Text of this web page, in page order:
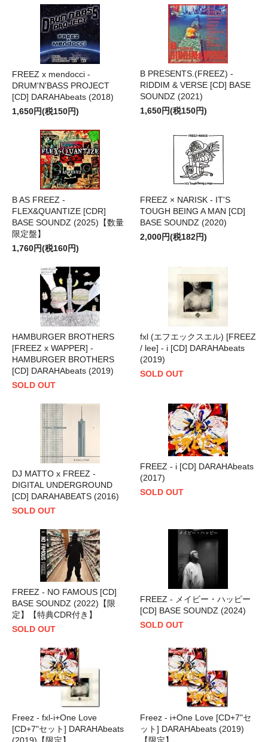
FREEZ x mendocci -
DRUM'N'BASS PROJECT
[CD] DARAHAbeats (2018)
1,650円(税150円)
B PRESENTS.(FREEZ) -
RIDDIM & VERSE [CD] BASE
SOUNDZ (2021)
1,650円(税150円)
B AS FREEZ -
FLEX&QUANTIZE [CDR]
BASE SOUNDZ (2025)【数量
限定盤】
1,760円(税160円)
FREEZ × NARISK - IT'S
TOUGH BEING A MAN [CD]
BASE SOUNDZ (2020)
2,000円(税182円)
HAMBURGER BROTHERS
[FREEZ x WAPPER] -
HAMBURGER BROTHERS
[CD] DARAHAbeats (2019)
SOLD OUT
fxl (エフエックスエル) [FREEZ
/ lee] - i [CD] DARAHAbeats
(2019)
SOLD OUT
DJ MATTO x FREEZ -
DIGITAL UNDERGROUND
[CD] DARAHABEATS (2016)
SOLD OUT
FREEZ - i [CD] DARAHAbeats
(2017)
SOLD OUT
FREEZ - NO FAMOUS [CD]
BASE SOUNDZ (2022)【限
定】【特典CDR付き】
SOLD OUT
FREEZ - メイビー・ハッピー
[CD] BASE SOUNDZ (2024)
SOLD OUT
Freez - fxl-i+One Love
[CD+7"セット] DARAHAbeats
(2019)【限定】
Freez - i+One Love [CD+7"セ
ット] DARAHAbeats (2019)
【限定】